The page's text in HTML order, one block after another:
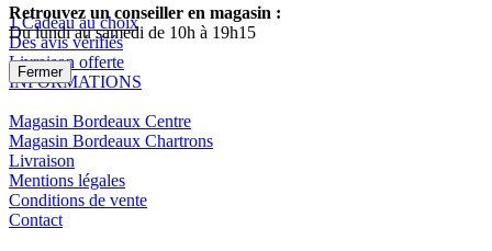
1 Cadeau au choix
Des avis vérifiés
Livraison offerte
INFORMATIONS
Magasin Bordeaux Centre
Magasin Bordeaux Chartrons
Livraison
Mentions légales
Conditions de vente
Contact
Retrouvez un conseiller en magasin :
Du lundi au samedi de 10h à 19h15
Fermer